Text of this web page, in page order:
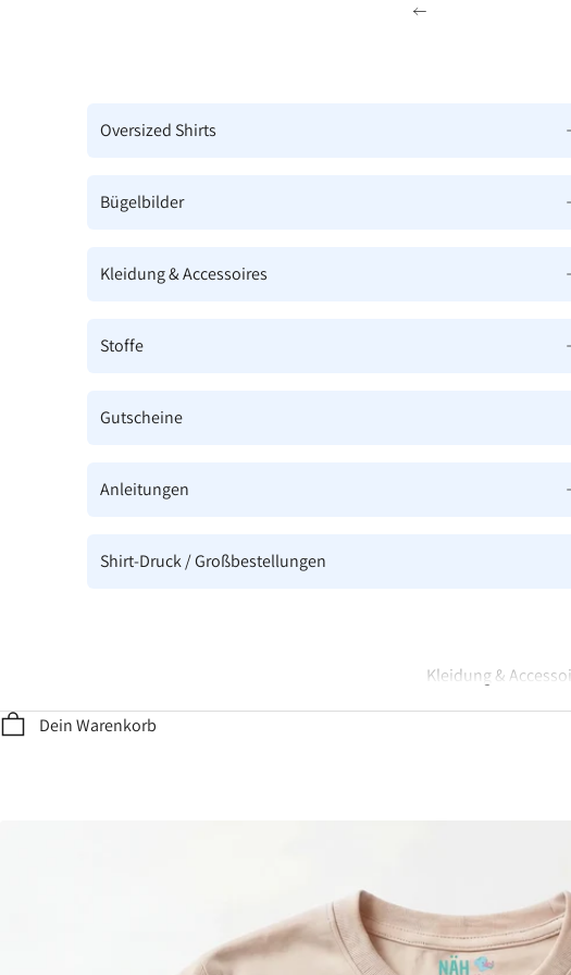
Zurück
Kleidung &
Oversized Shirts
Bügelbilder
Kleidung & Accessoires
Stoffe
Gutscheine
Anleitungen
Shirt-Druck / Großbestellungen
Dein Warenkorb